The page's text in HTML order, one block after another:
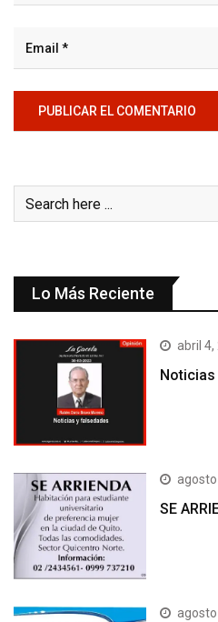
Lo Más Reciente
abril 4,
SE